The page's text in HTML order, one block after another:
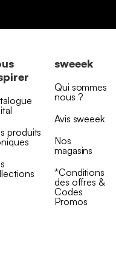
produits
sweeek
Qui sommes
nous ?
Avis sweeek
Nos
magasins
*Conditions
des offres &
Codes
Promos